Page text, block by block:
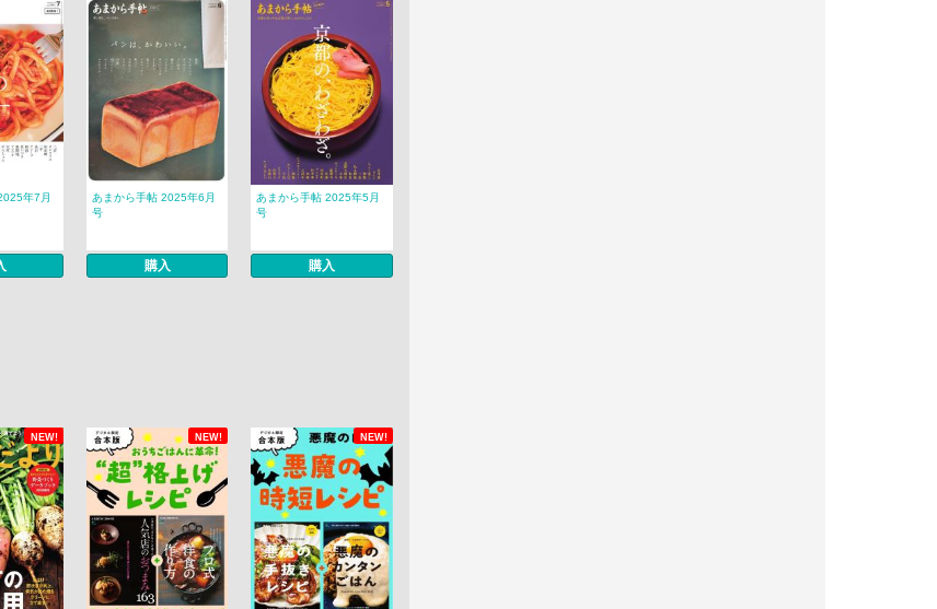
年7月
あまから手帖 2025年6月
号
購入
あまから手帖 2025年5月
号
購入
NEW! NEW! NEW!